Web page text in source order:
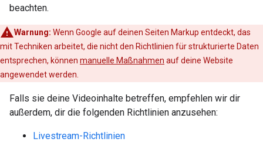
beachten.
Warnung: Wenn Google auf deinen Seiten Markup entdeckt, das
mit Techniken arbeitet, die nicht den Richtlinien für strukturierte Daten
entsprechen, können manuelle Maßnahmen auf deine Website
angewendet werden.
Falls sie deine Videoinhalte betreffen, empfehlen wir dir
außerdem, dir die folgenden Richtlinien anzusehen:
Livestream-Richtlinien